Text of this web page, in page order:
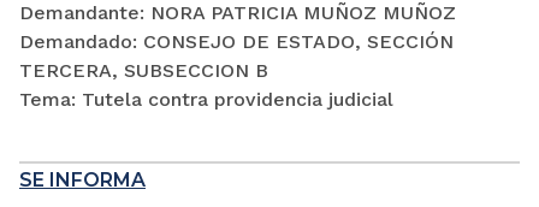
Demandante: NORA PATRICIA MUÑOZ MUÑOZ
Demandado: CONSEJO DE ESTADO, SECCIÓN
TERCERA, SUBSECCION B
Tema: Tutela contra providencia judicial
SE INFORMA